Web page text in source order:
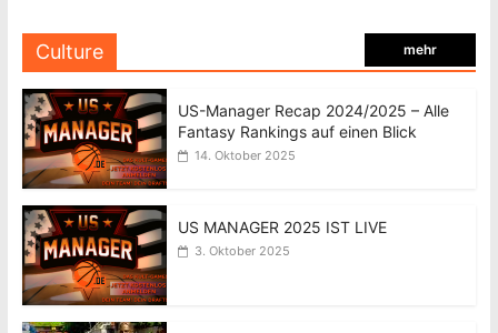
Culture mehr
US-Manager Recap 2024/2025 – Alle
Fantasy Rankings auf einen Blick
14. Oktober 2025
US MANAGER 2025 IST LIVE
3. Oktober 2025